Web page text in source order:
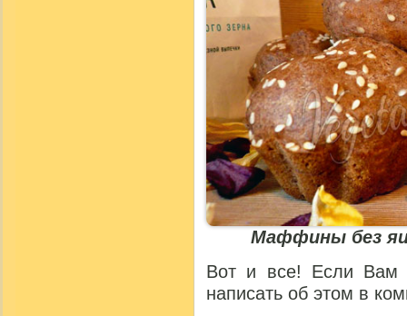
Маффины без
Вот и все! Если Вам
написать об этом в